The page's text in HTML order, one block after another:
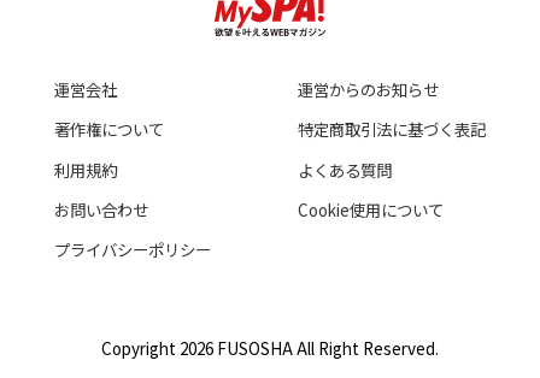
運営会社
運営からのお知らせ
著作権について
特定商取引法に基づく表記
利用規約
よくある質問
お問い合わせ
Cookie使用について
プライバシーポリシー
Copyright 2026 FUSOSHA All Right Reserved.